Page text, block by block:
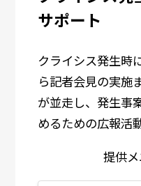
サポート
クライシス発生時
ら記者会見の実施
が並走し、発生事
めるための広報活
提供メ